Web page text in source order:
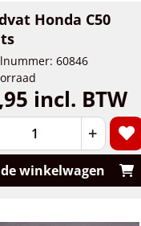
Honda C50
60846
incl. BTW
+
winkelwagen